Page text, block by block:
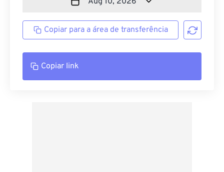
Copiar para a área de transferência
Copiar link